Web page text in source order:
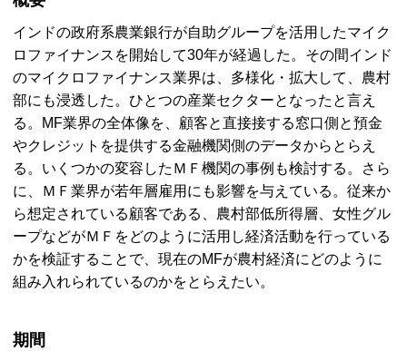
インドの政府系農業銀行が自助グループを活用したマイク
ロファイナンスを開始して30年が経過した。その間インド
のマイクロファイナンス業界は、多様化・拡大して、農村
部にも浸透した。ひとつの産業セクターとなったと言え
る。
MF業界の全体像を、顧客と直接接する窓口側と預金
やクレジットを提供する金融機関側のデータからとらえ
る。いくつかの変容した ＭＦ 機関の事例も検討する。さら
に、
ＭＦ 業界が若年層雇用にも影響を与えている。従来か
ら想定されている顧客である、農村部低所得層、女性グル
ープなどがＭＦ をどのように活用し経済活動を行っている
かを検証することで、現在のMFが農村経済にどのように
組み入れられているのかをとらえたい。
期間